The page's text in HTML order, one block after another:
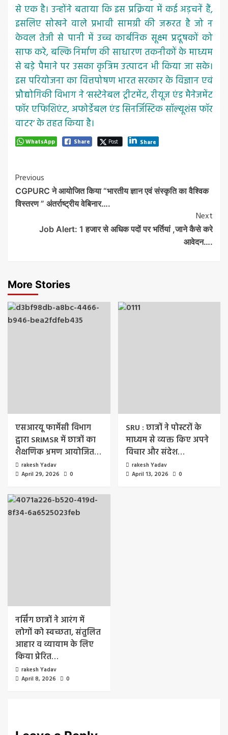
से एक है। उन्होंने बताया कि इस प्रक्रिया में कई अड़चनें हैं,
इसलिए सोखने वाले प्रभावी सामग्री की जरूरत है जो न
केवल तेजी से पानी में उच्च कार्बनिक सूक्ष्म प्रदूषकों को
साफ करे, बल्कि निर्माण की साधारण तकनीकों के माध्यम
से बड़े पैमाने पर उसका कृत्रिम उत्पादन भी किया जा सके।
इस परियोजना का वित्तपोषण भारत सरकार के विज्ञान एवं
प्रौद्योगिकी विभाग ने ‘सस्टेनेबल ट्रीटमेंट, रीयूज एंड मैनेजमेंट
फॉर एफिशिएंट, अफोर्डेबल एंड सिनर्जिस्टिक सॉल्यूशंस फॉर
वाटर’ के तहत किया है।
WhatsApp Share Post Share
Post
Navigation
Previous
CGPURC ने आयोजित किया “भारतीय ज्ञान एवं संस्कृति का वैश्विक
विस्तरण ” अंतर्राष्ट्रीय वेबिनार….
Next
Job Alert: 1 हजार से अधिक पदों पर भर्तियां ,जाने कैसे करे
आवेदन….
More Stories
एसआरयू फार्मेसी विभाग
द्वारा SRIMSR में छात्रों का
शैक्षणिक भ्रमण आयोजित…
rakesh Yadav
April 29, 2026
0
SRU : छात्रों ने पोस्टरों के
माध्यम से व्यक्त किए अपने
विचार और संदेश…
rakesh Yadav
April 13, 2026
0
नर्सिंग छात्रों ने आरंग में
लोगों को स्वच्छता, संतुलित
आहार व व्यायाम के लिए
किया प्रेरित…
rakesh Yadav
April 8, 2026
0